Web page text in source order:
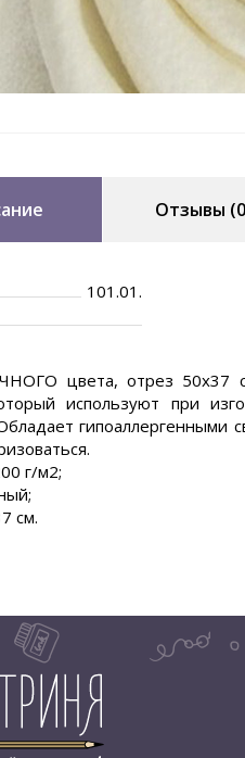
Отзывы
101.01.
цвета, отрез 50х37
используют при
гипоаллергенными
г/м2;
см.